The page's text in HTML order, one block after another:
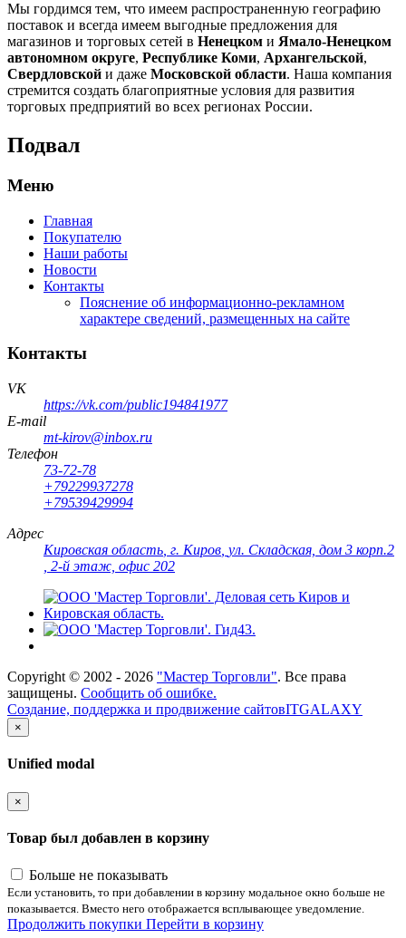
Мы гордимся тем, что имеем распространенную географию
поставок и всегда имеем выгодные предложения для
магазинов и торговых сетей в Ненецком и Ямало-Ненецком
автономном округе, Республике Коми, Архангельской,
Свердловской и даже Московской области. Наша компания
стремится создать благоприятные условия для развития
торговых предприятий во всех регионах России.
Подвал
Меню
Главная
Покупателю
Наши работы
Новости
Контакты
Пояснение об информационно-рекламном
характере сведений, размещенных на сайте
Контакты
VK
https://vk.com/public194841977
E-mail
mt-kirov@inbox.ru
Телефон
73-72-78
+79229937278
+79539429994
Адрес
Кировская область г. Киров ул. Складская, дом 3 корп.2
, 2-й этаж, офис 202
Copyright © 2002 - 2026 "Мастер Торговли". Все права
защищены. Сообщить об ошибке.
Создание, поддержка и продвижение сайтовITGALAXY
×
Unified modal
×
Товар был добавлен в корзину
Больше не показывать
Если установить, то при добавлении в корзину модальное окно больше не
показывается. Вместо него отображается всплывающее уведомление.
Продолжить покупки Перейти в корзину